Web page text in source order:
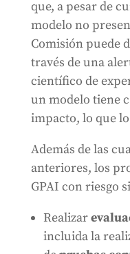
que, a pesar de
modelo no
Comisión puede
través de una
científico de
un modelo tiene
impacto, lo que
Además de las
anteriores, los
GPAI con riesgo
Realizar
incluida la